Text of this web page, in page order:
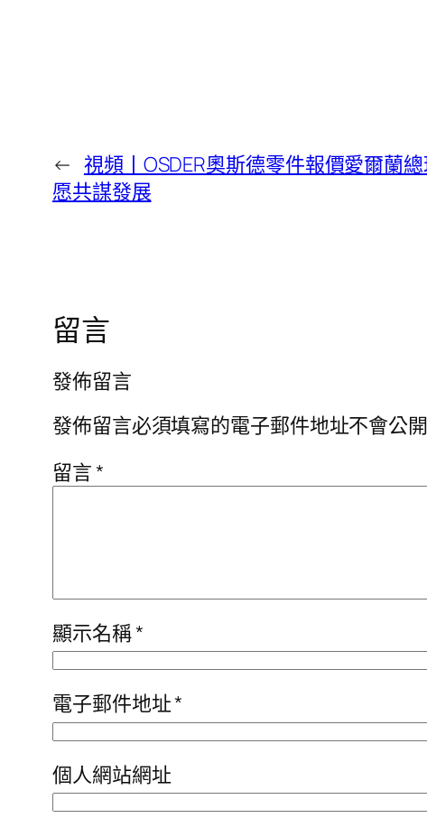
← 視頻丨OSDER奧斯德零件報價愛爾蘭
愿共謀發展
留言
發佈留言
發佈留言必須填寫的電子郵件地址不會公開
留言*
顯示名稱*
電子郵件地址*
個人網站網址